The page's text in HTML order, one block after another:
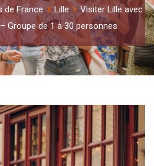
de France Lille
Visiter Lille avec
Groupe de 1 à 30 personnes